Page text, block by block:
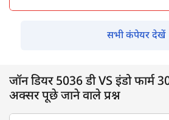
सभी कंपेयर देखें
जॉन डियर 5036 डी VS इंडो फार्म
अक्सर पूछे जाने वाले प्रश्न